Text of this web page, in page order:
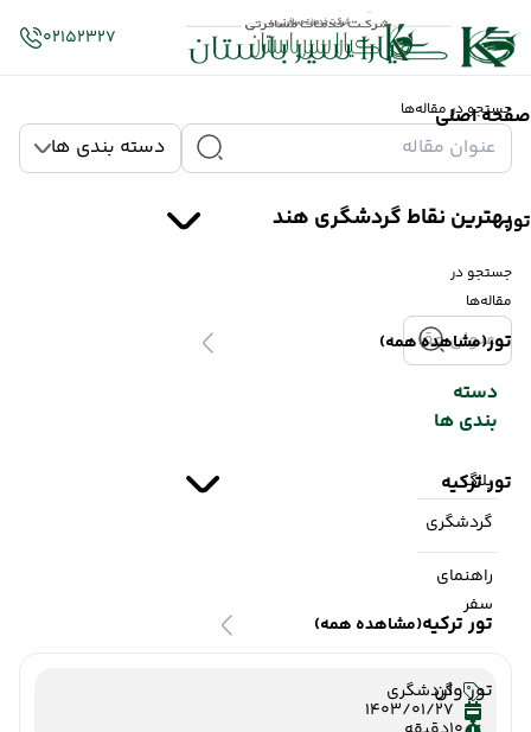
صفحه اصلی
تور
تور(مشاهده همه)
تور ترکیه
تور ترکیه(مشاهده همه)
تور وان
02152327
جستجو در مقاله‌ها
دسته بندی ها
بهترین نقاط گردشگری هند
جستجو در
مقاله‌ها
دسته
بندی ها
بلاگ
گردشگری
راهنمای
سفر
گردشگری
1403/01/27